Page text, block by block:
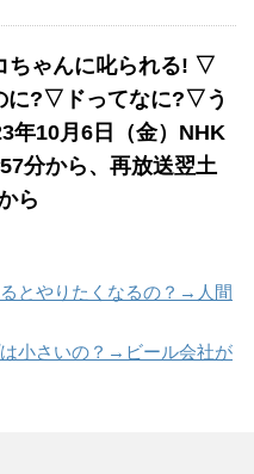
ちゃんに叱られる! ▽
に?▽ドってなに?▽う
年10月6日（金）NHK
分から、再放送翌土
ら
とやりたくなるの？→人間
小さいの？→ビール会社が